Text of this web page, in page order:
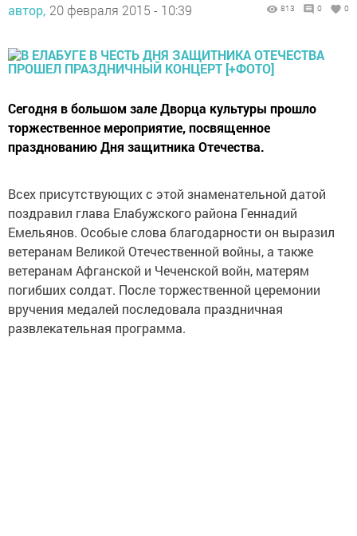
автор, 20 февраля 2015 - 10:39 813 0 0
Сегодня в большом зале Дворца культуры прошло
торжественное мероприятие, посвященное
празднованию Дня защитника Отечества.
Всех присутствующих с этой знаменательной датой
поздравил глава Елабужского района Геннадий
Емельянов. Особые слова благодарности он выразил
ветеранам Великой Отечественной войны, а также
ветеранам Афганской и Чеченской войн, матерям
погибших солдат. После торжественной церемонии
вручения медалей последовала праздничная
развлекательная программа.